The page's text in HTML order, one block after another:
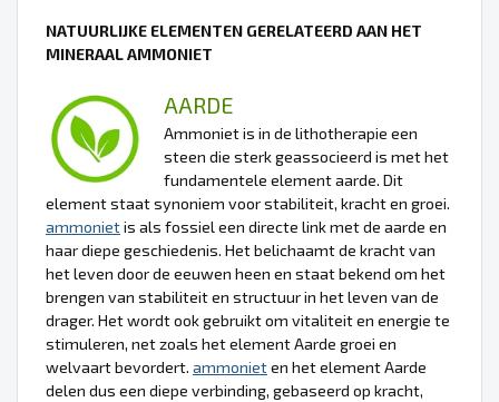
NATUURLIJKE ELEMENTEN GERELATEERD AAN HET
MINERAAL AMMONIET
AARDE
Ammoniet is in de lithotherapie een
steen die sterk geassocieerd is met het
fundamentele element aarde. Dit
element staat synoniem voor stabiliteit, kracht en groei.
ammonietis als fossiel een directe link met de aarde en
haar diepe geschiedenis. Het belichaamt de kracht van
het leven door de eeuwen heen en staat bekend om het
brengen van stabiliteit en structuur in het leven van de
drager. Het wordt ook gebruikt om vitaliteit en energie te
stimuleren, net zoals het element Aarde groei en
welvaart bevordert. ammonieten het element Aarde
delen dus een diepe verbinding, gebaseerd op kracht,